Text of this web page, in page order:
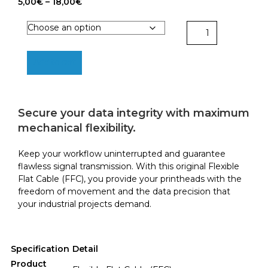
5,00€
18,00€
(Flexible
quantity
Secure your data integrity with maximum
mechanical flexibility.
Keep your workflow uninterrupted and guarantee
flawless signal transmission. With this original Flexible
Flat Cable (FFC), you provide your printheads with the
freedom of movement and the data precision that
your industrial projects demand.
Specification Detail
Product